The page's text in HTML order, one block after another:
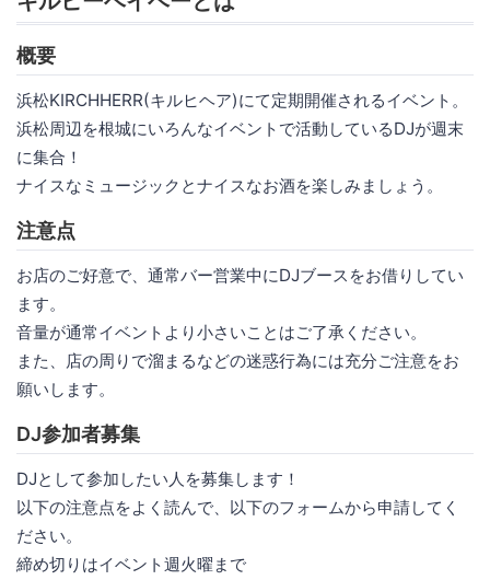
概要
浜松KIRCHHERR(キルヒヘア)にて定期開催されるイベント。
浜松周辺を根城にいろんなイベントで活動しているDJが週末
に集合！
ナイスなミュージックとナイスなお酒を楽しみましょう。
注意点
お店のご好意で、通常バー営業中にDJブースをお借りしてい
ます。
音量が通常イベントより小さいことはご了承ください。
また、店の周りで溜まるなどの迷惑行為には充分ご注意をお
願いします。
DJ参加者募集
DJとして参加したい人を募集します！
以下の注意点をよく読んで、以下のフォームから申請してく
ださい。
締め切りはイベント週火曜まで